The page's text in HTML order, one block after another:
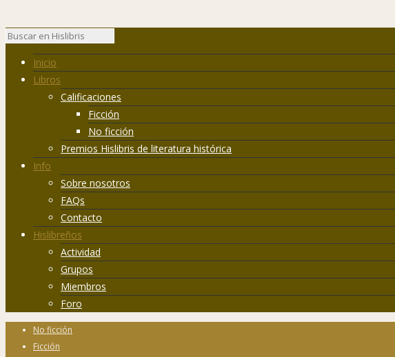
Inicio
Libros
Calificaciones
Ficción
No ficción
Premios Hislibris de literatura histórica
Info
Sobre nosotros
FAQs
Contacto
Hislibreños
Actividad
Grupos
Miembros
Foro
No ficción
Ficción